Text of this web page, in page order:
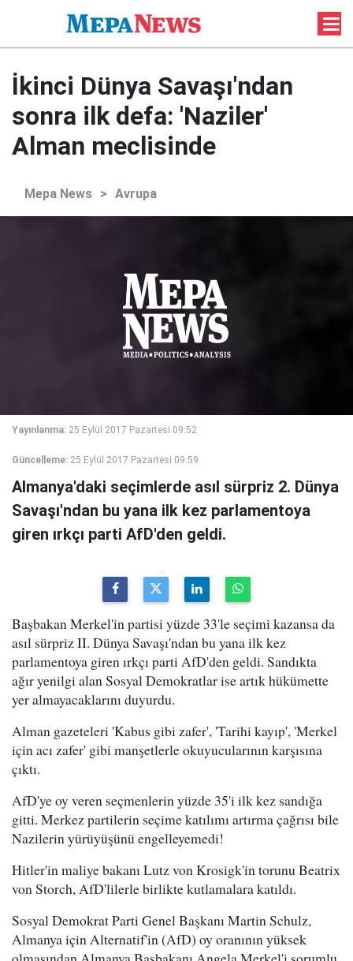
İkinci Dünya Savaşı'ndan
sonra ilk defa: 'Naziler'
Alman meclisinde
Mepa News > Avrupa
Yayınlanma: 25 Eylül 2017 Pazartesi 09:52
Güncelleme: 25 Eylül 2017 Pazartesi 09:59
Almanya'daki seçimlerde asıl sürpriz 2. Dünya
Savaşı'ndan bu yana ilk kez parlamentoya
giren ırkçı parti AfD'den geldi.
Başbakan Merkel'in partisi yüzde 33'le seçimi kazansa da
asıl sürpriz II. Dünya Savaşı'ndan bu yana ilk kez
parlamentoya giren ırkçı parti AfD'den geldi. Sandıkta
ağır yenilgi alan Sosyal Demokratlar ise artık hükümette
yer almayacaklarını duyurdu.
Alman gazeteleri 'Kabus gibi zafer', 'Tarihi kayıp', 'Merkel
için acı zafer' gibi manşetlerle okuyucularının karşısına
çıktı.
AfD'ye oy veren seçmenlerin yüzde 35'i ilk kez sandığa
gitti. Merkez partilerin seçime katılımı artırma çağrısı bile
Nazilerin yürüyüşünü engelleyemedi!
Hitler'in maliye bakanı Lutz von Krosigk'in torunu Beatrix
von Storch, AfD'lilerle birlikte kutlamalara katıldı.
Sosyal Demokrat Parti Genel Başkanı Martin Schulz,
Almanya için Alternatif'in (AfD) oy oranının yüksek